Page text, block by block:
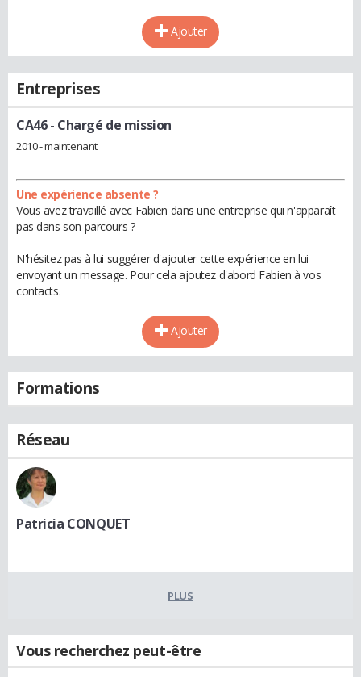
Ajouter
Entreprises
CA46- Chargé de mission
2010 - maintenant
Une expérience absente ?
Vous avez travaillé avec Fabien dans une entreprise qui n'apparaît
pas dans son parcours ?
N'hésitez pas à lui suggérer d'ajouter cette expérience en lui
envoyant un message. Pour cela ajoutez d'abord Fabien à vos
contacts.
Ajouter
Formations
Réseau
Patricia CONQUET
PLUS
Vous recherchez peut-être